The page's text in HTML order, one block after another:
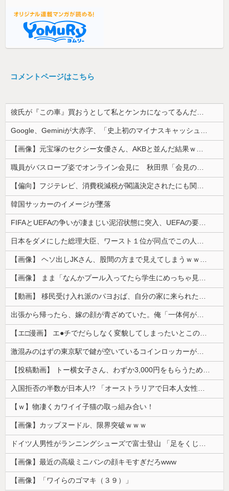
コメントページはこちら
彼氏が『この車』買おうとして私とケンカになってるんだけどｗｗｗｗｗｗ
Google、Geminiが大赤字、「史上初のマイナスキャッシュフロー」に陥る
【画像】元宝塚のセクシー女優さん、AKBと並んだ結果ｗｗｗｗ
職員がバスローブ姿でオンライン会見に 秋田県「会見の対応に問題があった」
【偏向】フジテレビ、消費税減税が閣議決定されたにも関わらず、消費税減税に反対する大学生を用意して印象操作
韓国サッカーのイメージが墜落
FIFAとUEFAの争いが凄まじい泥沼状態に突入、UEFAの要求を呑んだFIFAだったがUEFA側は強硬姿勢を崩さず……
日本をダメにした総理大臣、ワースト１位が同点でこの人ｗｗｗｗｗｗ
【画像】 ヘソ出しJKさん、股間の方まで見えてしまうｗｗｗｗｗｗｗｗｗ
【画像】 まま「なんかプール入ってたら学生にめっちゃ見られたw」
【動画】 移民受け入れ派のパヨおば、自分の家に来られたら全力で拒否るｗｗｗｗｗｗｗｗｗｗｗｗ
出張から帰ったら、嫁の顔が青ざめていた。俺「一体何があったんだ？」嫁「…」→子供たちに話を聞くと…
【エ□漫画】 エ●チでだらしなく変貌してしまったいとこのお姉ちゃんにチン○ン搾り取られちゃうショタ君…！
激混みのはずの東京駅で鍵が空いているコインロッカーが散見、「ラッキー」と思って中を確認してみると……
【投稿動画】 トー横女子さん、わずか3,000円をもらうために大人のチ●ポをしゃぶってしまう…
入国拒否の半数が日本人!? 「オーストラリアで日本人女性が売春」
【ｗ】物凄くカワイイ子猫の取っ組み合い！
【画像】カップヌードル、限界突破ｗｗｗ
ドイツ人男性がランニングシューズで富士登山 「足をくじいて動けない」
【画像】最近の高級ミニバンの顔キモすぎだろwww
【画像】「ワイらのゴマキ（３９）」